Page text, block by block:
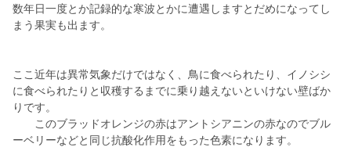
数年日一度とか記録的な寒波とかに遭遇しますとだめになってし
まう果実も出ます。
ここ近年は異常気象だけではなく、鳥に食べられたり、イノシシ
に食べられたりと収穫するまでに乗り越えないといけない壁ばか
りです。
このブラッドオレンジの赤はアントシアニンの赤なのでブル
ーベリーなどと同じ抗酸化作用をもった色素になります。